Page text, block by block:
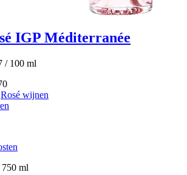
IGP Méditerranée
/ 100 ml
Rosé wijnen
variaties.
optie
750 ml